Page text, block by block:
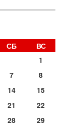
офицер
историк.
с местными
Израилю
СБ
ВС
1
7
8
14
15
21
22
28
29